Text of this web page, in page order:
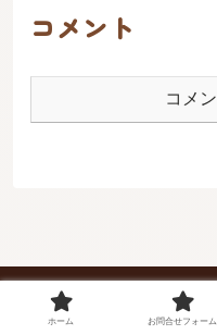
コメント
コメ
小児科看護師ま
ホーム お問合せフォーム